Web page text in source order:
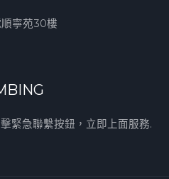
寧苑30樓
緊急聯繫按鈕，立即上面服務.